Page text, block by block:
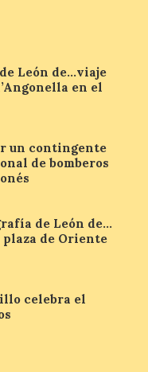
de
León de…viaje
en el
un contingente
de bomberos
de León de…
plaza de Oriente
celebra el